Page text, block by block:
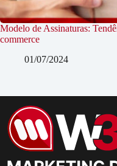
Modelo de Assinaturas:
commerce
01/07/2024